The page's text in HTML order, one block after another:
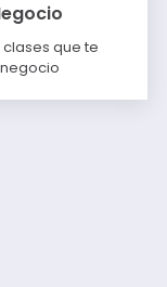
que te